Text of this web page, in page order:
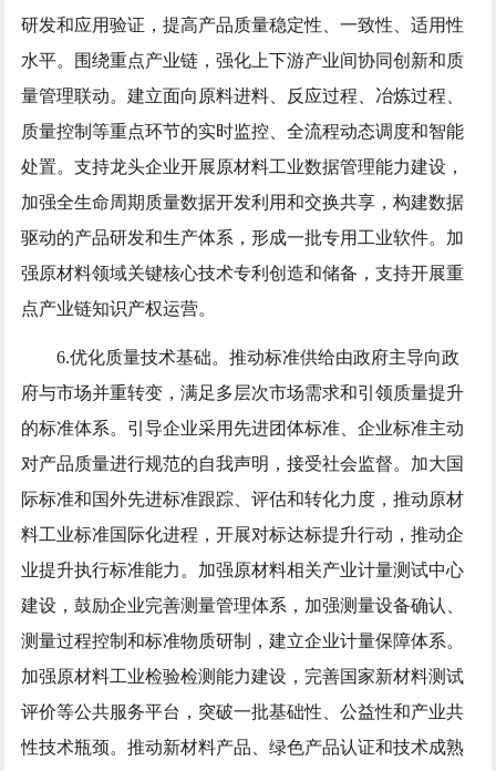
研发和应用验证，提高产品质量稳定性、一致性、适用性
水平。围绕重点产业链，强化上下游产业间协同创新和质
量管理联动。建立面向原料进料、反应过程、冶炼过程、
质量控制等重点环节的实时监控、全流程动态调度和智能
处置。支持龙头企业开展原材料工业数据管理能力建设，
加强全生命周期质量数据开发利用和交换共享，构建数据
驱动的产品研发和生产体系，形成一批专用工业软件。加
强原材料领域关键核心技术专利创造和储备，支持开展重
点产业链知识产权运营。
6.优化质量技术基础。推动标准供给由政府主导向政
府与市场并重转变，满足多层次市场需求和引领质量提升
的标准体系。引导企业采用先进团体标准、企业标准主动
对产品质量进行规范的自我声明，接受社会监督。加大国
际标准和国外先进标准跟踪、评估和转化力度，推动原材
料工业标准国际化进程，开展对标达标提升行动，推动企
业提升执行标准能力。加强原材料相关产业计量测试中心
建设，鼓励企业完善测量管理体系，加强测量设备确认、
测量过程控制和标准物质研制，建立企业计量保障体系。
加强原材料工业检验检测能力建设，完善国家新材料测试
评价等公共服务平台，突破一批基础性、公益性和产业共
性技术瓶颈。推动新材料产品、绿色产品认证和技术成熟